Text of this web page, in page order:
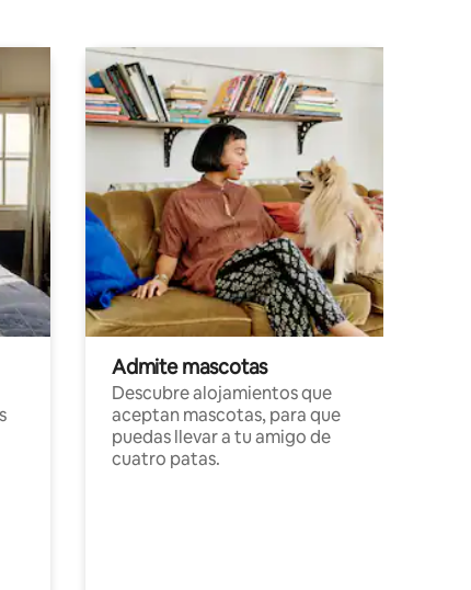
Admite mascotas
Descubre alojamientos que
aceptan mascotas, para que
puedas llevar a tu amigo de
cuatro patas.